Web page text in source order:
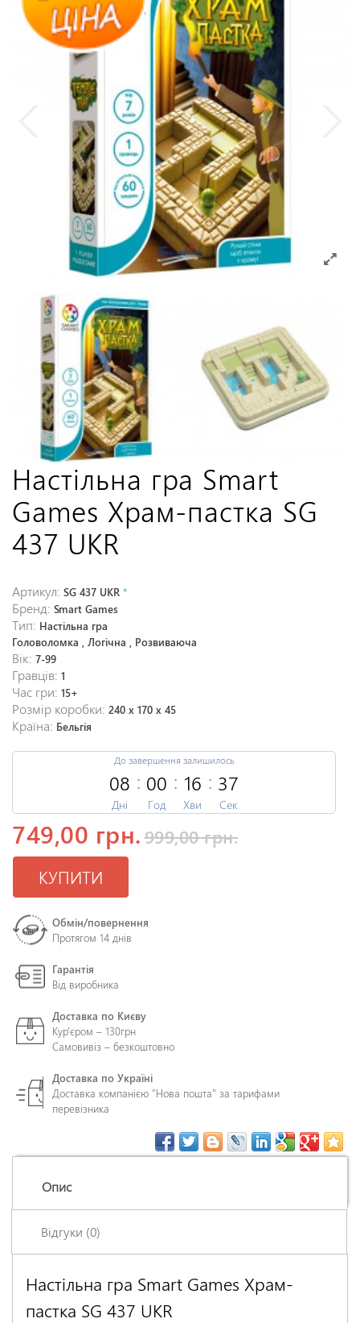
Настільна гра Smart
Games Храм-пастка SG
437 UKR
Артикул: SG 437 UKR *
Бренд: Smart Games
Тип: Настільна гра
Головоломка , Логічна , Розвиваюча
Вік: 7-99
Гравців: 1
Час гри: 15+
Розмір коробки: 240 x 170 x 45
Країна: Бельгія
До завершення залишилось
08
Дні
00
Год
16
Хви
36
Сек
749,00 грн.999,00 грн.
КУПИТИ
Обмін/повернення
Протягом 14 днів
Гарантія
Від виробника
Доставка по Києву
Кур'єром – 130грн
Самовивіз – безкоштовно
Доставка по Україні
Доставка компанією "Нова пошта" за тарифами
перевізника
Опис
Відгуки (0)
Настільна гра Smart Games Храм-
пастка SG 437 UKR
Залишіть відгук про цей товар першими
*
Ім'я